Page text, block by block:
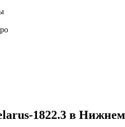
1822.3 в